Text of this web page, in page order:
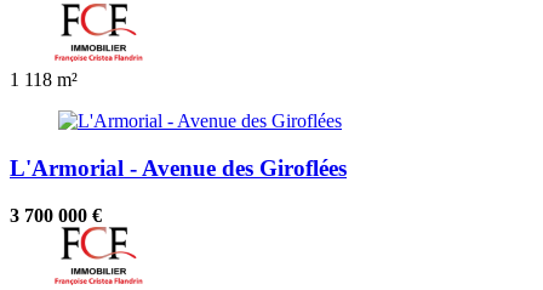
1 118 m²
L'Armorial - Avenue des Giroflées
3 700 000 €